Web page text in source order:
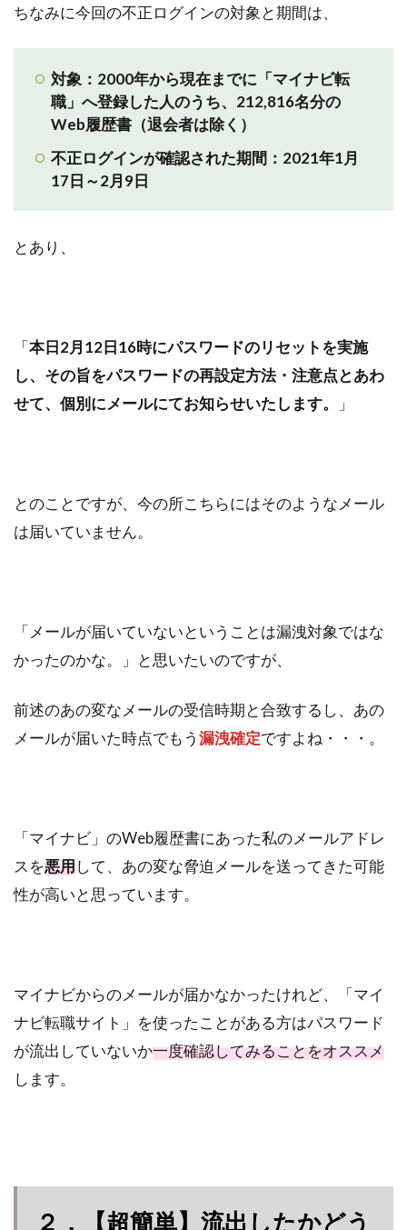
ちなみに今回の不正ログインの対象と期間は、
対象：2000年から現在までに「マイナビ転
職」へ登録した人のうち、212,816名分の
Web履歴書（退会者は除く）
不正ログインが確認された期間：2021年1月
17日～2月9日
とあり、
「本日2月12日16時にパスワードのリセットを実施
し、その旨をパスワードの再設定方法・注意点とあわ
せて、個別にメールにてお知らせいたします。
」
とのことですが、今の所こちらにはそのようなメール
は届いていません。
「メールが届いていないということは漏洩対象ではな
かったのかな。」と思いたいのですが、
前述のあの変なメールの受信時期と合致するし、あの
メールが届いた時点でもう漏洩確定ですよね・・・。
「マイナビ」のWeb履歴書にあった私のメールアドレ
スを悪用して、あの変な脅迫メールを送ってきた可能
性が高いと思っています。
マイナビからのメールが届かなかったけれど、「マイ
ナビ転職サイト」を使ったことがある方はパスワード
が流出していないか一度確認してみることをオススメ
します。
２．【超簡単】流出したかどう